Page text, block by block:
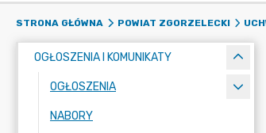
STRONA GŁÓWNA POWIAT ZGORZELECKI
OGŁOSZENIA I KOMUNIKATY
OGŁOSZENIA
NABORY